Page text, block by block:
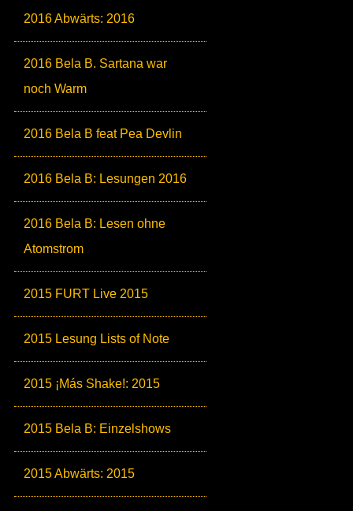
2016 Abwärts: 2016
2016 Bela B. Sartana war
noch Warm
2016 Bela B feat Pea Devlin
2016 Bela B: Lesungen 2016
2016 Bela B: Lesen ohne
Atomstrom
2015 FURT Live 2015
2015 Lesung Lists of Note
2015 ¡Más Shake!: 2015
2015 Bela B: Einzelshows
2015 Abwärts: 2015